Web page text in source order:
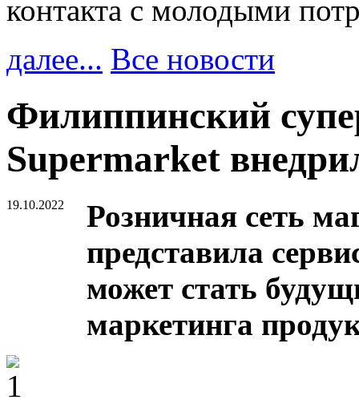
контакта с молодыми
далее... Все новости
Филиппинский
Supermarket
19.10.2022
Розничная сеть
представила
может стать
маркетинга